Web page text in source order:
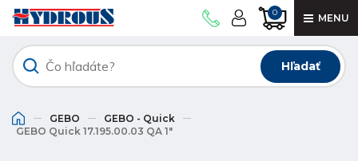
0 MENU
Hľadať
GEBO
GEBO - Quick
GEBO Quick 17.195.00.03 QA 1"